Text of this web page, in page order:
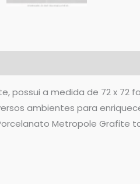
possui a medida de 72 x
ambientes para
Metropole